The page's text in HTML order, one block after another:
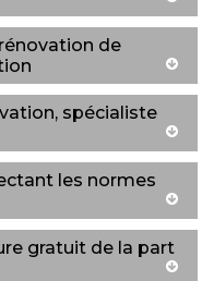
de
spécialiste
les normes
gratuit de la part